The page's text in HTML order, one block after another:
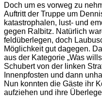
Doch um es vorweg zu
Auftritt der Truppe um
katastrophalen, lust- und
gegen Ralbitz. Natürlich
feldüberlegen, doch
Möglichkeit gut dagegen.
aus der Kategorie „Was
Schubert von der linken
Innenpfosten und dann
Nun konnten die Gäste ihr
aufziehen und ihre